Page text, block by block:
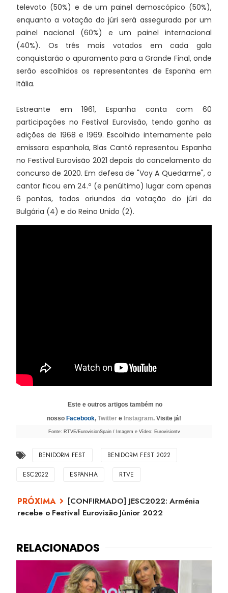
televoto (50%) e de um painel demoscópico (50%),
enquanto a votação do júri será assegurada por um
painel nacional (60%) e um painel internacional
(40%). Os três mais votados em cada gala
conquistarão o apuramento para a Grande Final, onde
serão escolhidos os representantes de Espanha em
Itália.
Estreante em 1961, Espanha conta com 60
participações no Festival Eurovisão, tendo ganho as
edições de 1968 e 1969. Escolhido internamente pela
emissora espanhola, Blas Cantó representou Espanha
no Festival Eurovisão 2021 depois do cancelamento do
concurso de 2020. Em defesa de "Voy A Quedarme", o
cantor ficou em 24.º (e penúltimo) lugar com apenas
6 pontos, todos oriundos da votação do júri da
Bulgária (4) e do Reino Unido (2).
Este e outros artigos também no
nosso Facebook, Twitter e Instagram. Visite já!
Fonte: RTVE/EurovisionSpain / Imagem e Vídeo: Eurovisiontv
BENIDORM FEST BENIDORM FEST 2022
ESC2022 ESPANHA RTVE
[CONFIRMADO] JESC2022: Arménia
recebe o Festival Eurovisão Júnior 2022